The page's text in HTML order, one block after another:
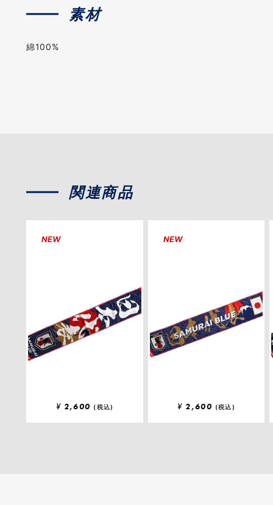
素材
綿100%
関連商品
NEW
¥ 2,600 (税込)
NEW
¥ 2,600 (税込)